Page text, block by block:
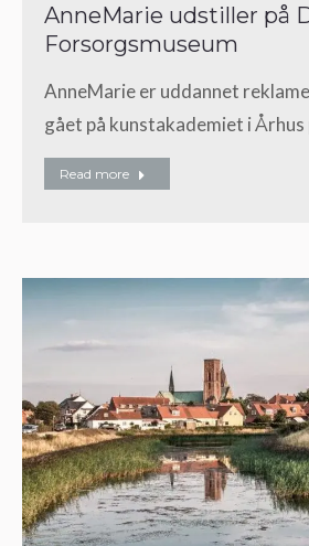
AnneMarie udstiller på
Forsorgsmuseum
AnneMarie er uddannet
gået på kunstakademiet i Århus
Read more